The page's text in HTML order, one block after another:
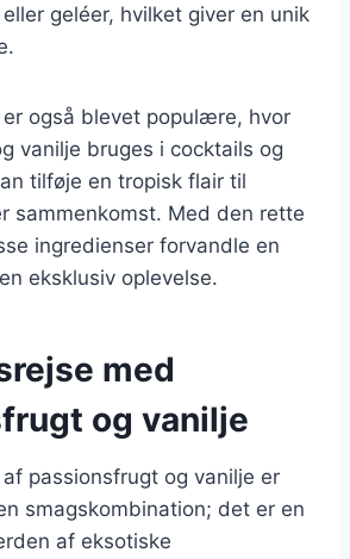
geléer, hvilket giver en unik
også blevet populære, hvor
vanilje bruges i cocktails og
tilføje en tropisk flair til
sammenkomst. Med den rette
ingredienser forvandle en
eksklusiv oplevelse.
med
og vanilje
passionsfrugt og vanilje er
smagskombination; det er en
af eksotiske